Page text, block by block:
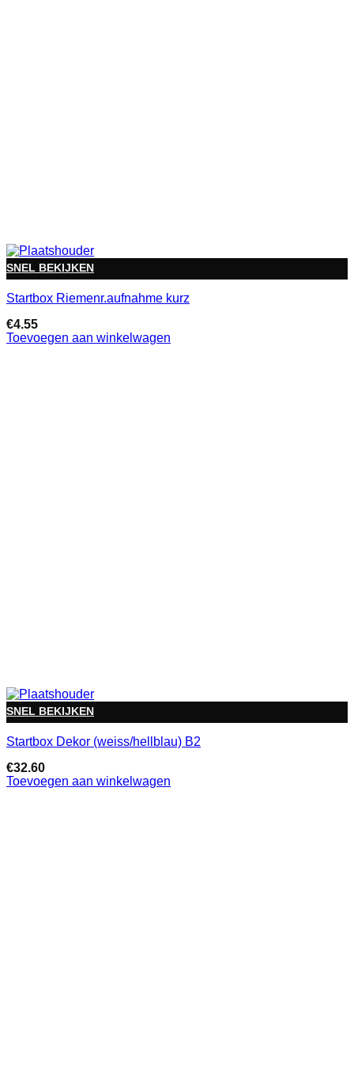
SNEL BEKIJKEN
Startbox Riemenr.aufnahme kurz
€4.55
Toevoegen aan winkelwagen
SNEL BEKIJKEN
Startbox Dekor (weiss/hellblau) B2
€32.60
Toevoegen aan winkelwagen